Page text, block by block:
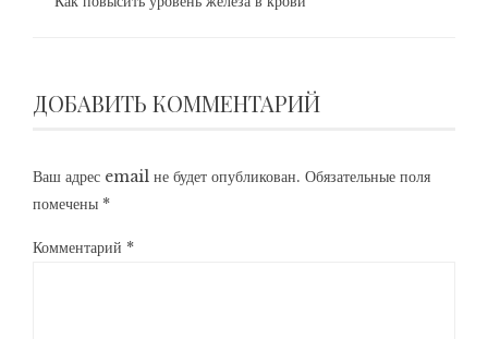
ДОБАВИТЬ КОММЕНТАРИЙ
Ваш адрес email не будет опубликован. Обязательные поля
помечены *
Комментарий *